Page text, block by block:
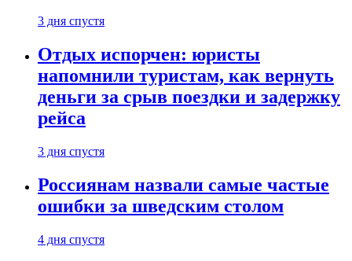
3 дня спустя
Отдых испорчен: юристы
напомнили туристам, как вернуть
деньги за срыв поездки и задержку
рейса
3 дня спустя
Россиянам назвали самые частые
ошибки за шведским столом
4 дня спустя